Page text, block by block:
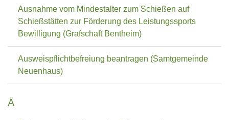
Ausnahme vom Mindestalter zum Schießen auf
Schießstätten zur Förderung des Leistungssports
Bewilligung (Grafschaft Bentheim)
Ausweispflichtbefreiung beantragen (Samtgemeinde
Neuenhaus)
Ä